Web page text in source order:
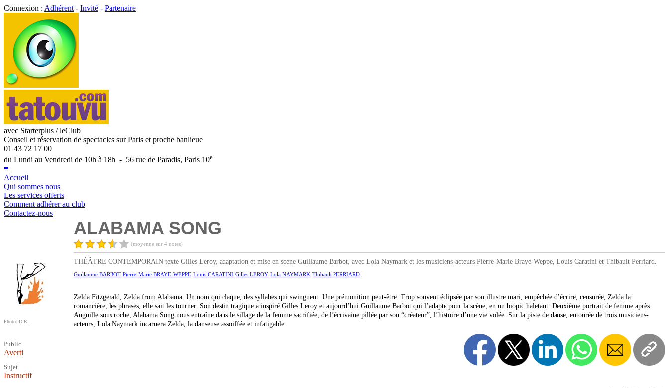
Connexion : Adhérent - Invité - Partenaire
avec Starterplus / leClub
Conseil et réservation de spectacles sur Paris et proche banlieue
01 43 72 17 00
du Lundi au Vendredi de 10h à 18h - 56 rue de Paradis, Paris 10e
≡
Accueil
Qui sommes nous
Les services offerts
Comment adhérer au club
Contactez-nous
Photo: D.R.
Public
Averti
Sujet
Instructif
ALABAMA SONG
(moyenne sur 4 notes)
THÉÂTRE CONTEMPORAIN texte Gilles Leroy, adaptation et mise en scène Guillaume Barbot, avec Lola Naymark et les musiciens-acteurs Pierre-Marie Braye-Weppe, Louis Caratini et Thibault Perriard.
Guillaume BARBOT Pierre-Marie BRAYE-WEPPE Louis CARATINI Gilles LEROY Lola NAYMARK Thibault PERRIARD
Zelda Fitzgerald, Zelda from Alabama. Un nom qui claque, des syllabes qui swinguent. Une prémonition peut-être. Trop souvent éclipsée par son illustre mari, empêchée d’écrire, censurée, Zelda la
romancière, les phrases, elle sait les tourner. Son destin tragique a inspiré Gilles Leroy et aujourd’hui Guillaume Barbot qui l’adapte pour la scène, en un biopic haletant. Deuxième portrait de femme après
Anguille sous roche, Alabama Song nous entraîne dans le sillage de la femme sacrifiée, de l’écrivaine pillée par son “créateur”, l’histoire d’une vie volée. Sur la piste de danse, entourée de trois musiciens-
acteurs, Lola Naymark incarnera Zelda, la danseuse assoiffée et infatigable.